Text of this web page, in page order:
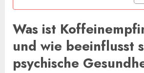
Was ist
und wie beeinflusst
psychische